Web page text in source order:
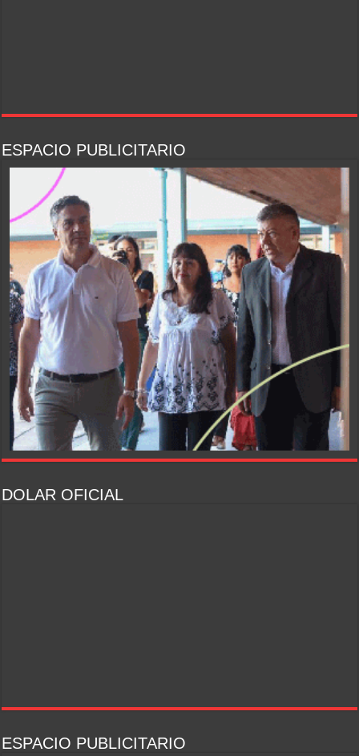
ESPACIO PUBLICITARIO
DOLAR OFICIAL
ESPACIO PUBLICITARIO